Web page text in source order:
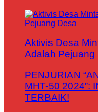
Aktivis Desa
Adalah Pejuang
PENJURIAN
MHT-50 2024”:
TERBAIK!